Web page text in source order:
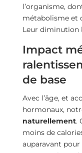
l’organisme,
métabolisme et
Leur diminution
Impact
de base
Avec l’âge, et
hormonaux,
naturellement.
moins de
auparavant